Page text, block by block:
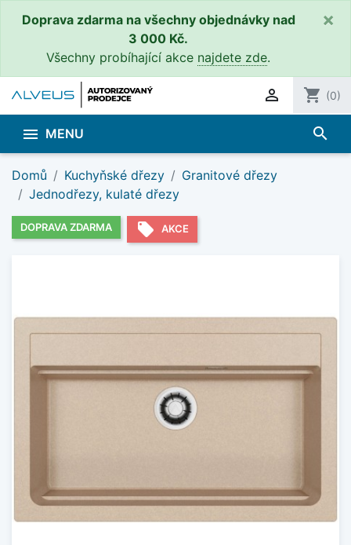
Doprava zdarma na všechny objednávky nad
3 000 Kč.
Všechny probíhající akce najdete zde.
×
 shopping_cart (0)
 MENU search
Domů Kuchyňské dřezy
Granitové dřezy
Jednodřezy, kulaté dřezy
DOPRAVA ZDARMA local_offer AKCE